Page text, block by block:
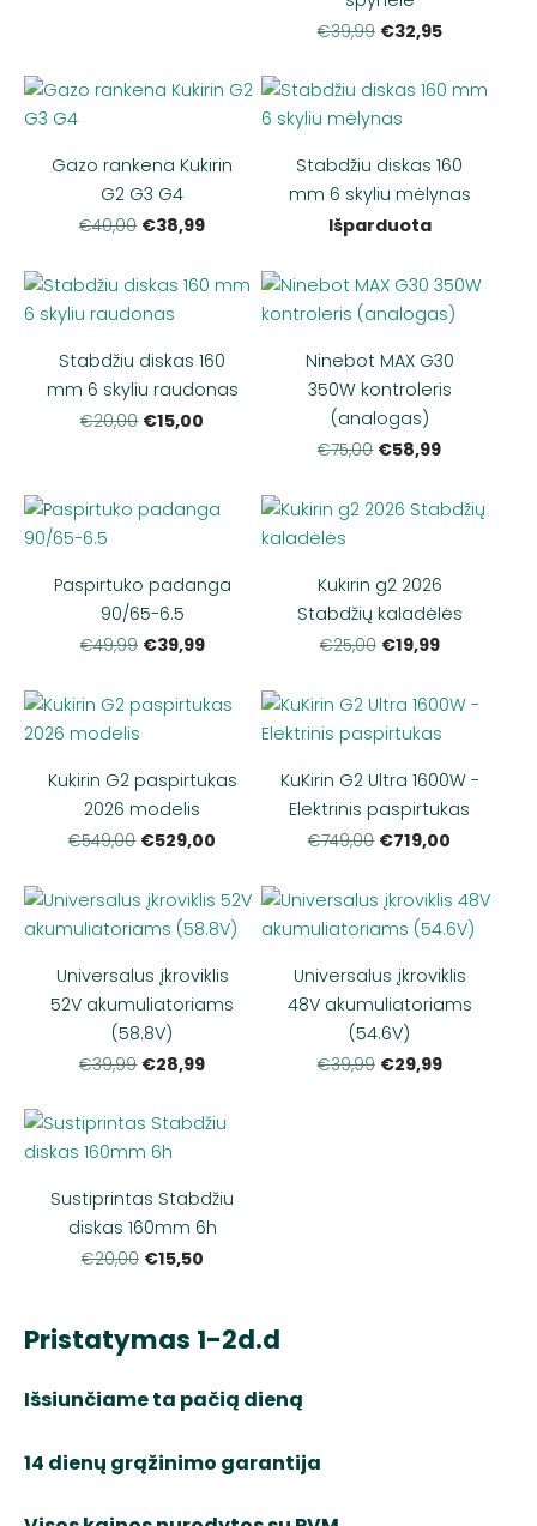
Pristatymas 1-2d.d
Išsiunčiame ta pačią dieną
14 dienų grąžinimo garantija
€39,99 €32,95
Gazo rankena Kukirin
G2 G3 G4
€40,00 €38,99
Stabdžiu diskas 160
mm 6 skyliu mėlynas
Išparduota
Stabdžiu diskas 160
mm 6 skyliu raudonas
€20,00 €15,00
Ninebot MAX G30
350W kontroleris
(analogas)
€75,00 €58,99
Paspirtuko padanga
90/65-6.5
€49,99 €39,99
Kukirin g2 2026
Stabdžių kaladėlės
€25,00 €19,99
Kukirin G2 paspirtukas
2026 modelis
€549,00 €529,00
KuKirin G2 Ultra 1600W -
Elektrinis paspirtukas
€749,00 €719,00
Universalus įkroviklis
52V akumuliatoriams
(58.8V)
€39,99 €28,99
Universalus įkroviklis
48V akumuliatoriams
(54.6V)
€39,99 €29,99
Sustiprintas Stabdžiu
diskas 160mm 6h
€20,00 €15,50